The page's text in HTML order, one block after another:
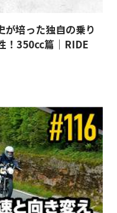
が培った独自の乗り
！350cc篇｜RIDE